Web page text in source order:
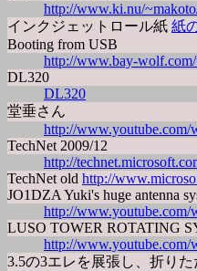
http://www.ki.nu/
インクジェットロール紙 紙
Booting from USB
http://www.bay-
DL320
DL320
堂垂さん
http://
TechNet 2009/12
http://
TechNet old http://
JO1DZA Yuki's huge antenna
http://
LUSO TOWER ROTATING
http://
3.5の3エレを展張し、折り